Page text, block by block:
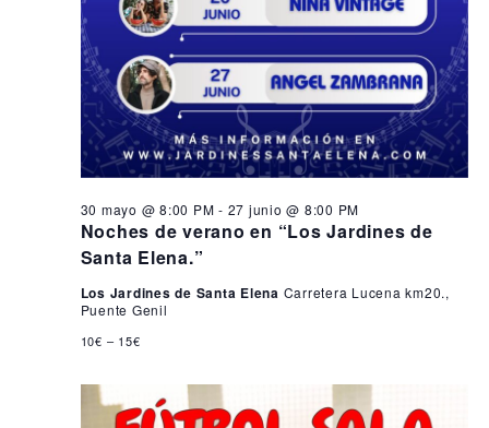
Noches de verano en “Los Jardines de
Santa Elena.”
30 mayo @ 8:00 PM - 27 junio @ 8:00 PM
Los Jardines de Santa Elena Carretera Lucena km20.,
Puente Genil
10€ – 15€